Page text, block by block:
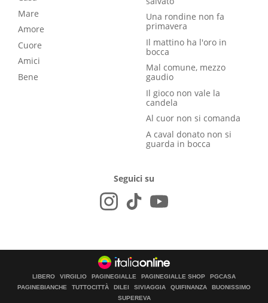
Mare
Amore
Cuore
Amici
Bene
Una rondine non fa
primavera
Il mattino ha l'oro in
bocca
Mal comune, mezzo
gaudio
Il gioco non vale la
candela
Al cuor non si comanda
A caval donato non si
guarda in bocca
Seguici su
LIBERO VIRGILIO PAGINEGIALLE PAGINEGIALLE SHOP
PGCASA
PAGINEBIANCHE
TUTTOCITTÀ DILEI SIVIAGGIA QUIFINANZA
BUONISSIMO
SUPEREVA